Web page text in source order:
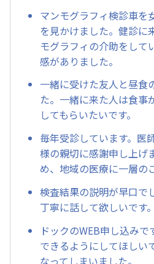
マンモグラフィ検診車を
を見かけました。健診に
モグラフィの介助をして
感がありました。
一緒に受けた友人と昼食
た。一緒に来た人は食事
してもらいたいです。
毎年受診しています。医
様の親切に感謝申し上げ
め、地域の医療に一層の
検査結果の説明が早口で
丁寧に話して欲しいです。
ドックのWEB申し込み
できるようにしてほしい
なってしまいました。